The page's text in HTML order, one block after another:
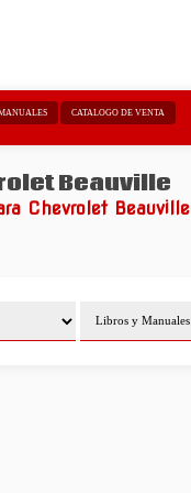
CATALOGO DE VENTA
Beauville
Chevrolet Beauville